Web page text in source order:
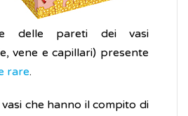
delle pareti dei vasi
vene e capillari) presente
rare.
che hanno il compito di